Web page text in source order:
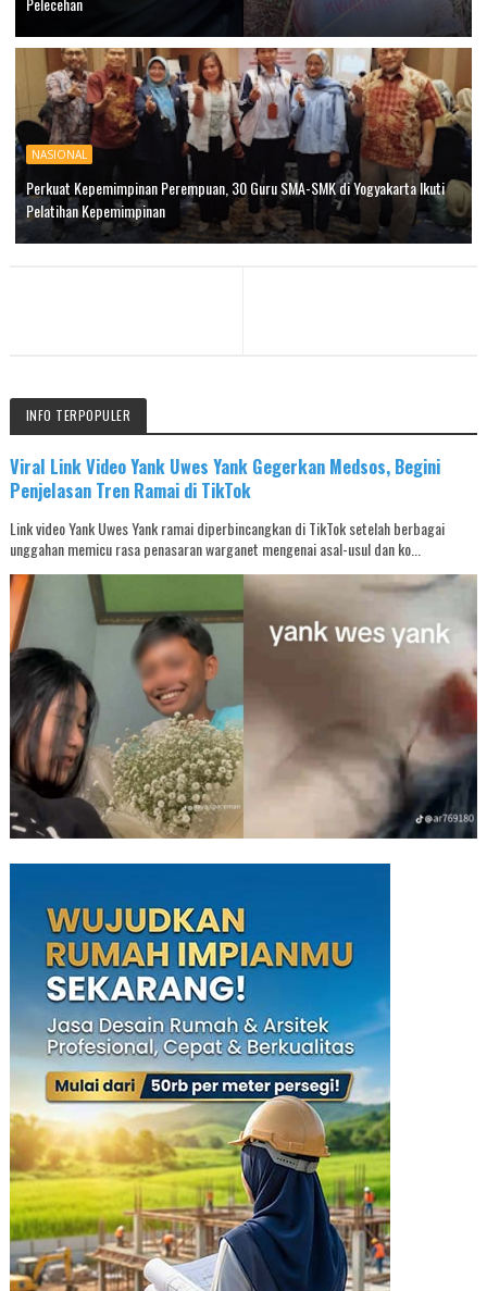
NASIONAL
Perkuat Kepemimpinan Perempuan, 30 Guru SMA-SMK di Yogyakarta Ikuti
Pelatihan Kepemimpinan
INFO TERPOPULER
Viral Link Video Yank Uwes Yank Gegerkan Medsos, Begini
Penjelasan Tren Ramai di TikTok
Link video Yank Uwes Yank ramai diperbincangkan di TikTok setelah berbagai
unggahan memicu rasa penasaran warganet mengenai asal-usul dan ko...